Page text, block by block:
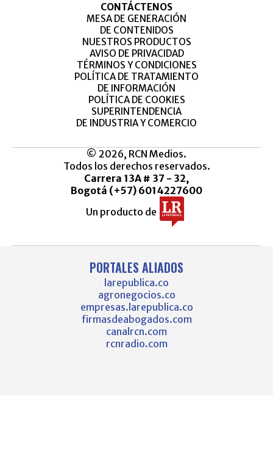
CONTÁCTENOS
MESA DE GENERACIÓN
DE CONTENIDOS
NUESTROS PRODUCTOS
AVISO DE PRIVACIDAD
TÉRMINOS Y CONDICIONES
POLÍTICA DE TRATAMIENTO
DE INFORMACIÓN
POLÍTICA DE COOKIES
SUPERINTENDENCIA
DE INDUSTRIA Y COMERCIO
© 2026, RCN Medios.
Todos los derechos reservados.
Carrera 13A # 37 - 32,
Bogotá (+57) 6014227600
Un producto de
PORTALES ALIADOS
larepublica.co
agronegocios.co
empresas.larepublica.co
firmasdeabogados.com
canalrcn.com
rcnradio.com